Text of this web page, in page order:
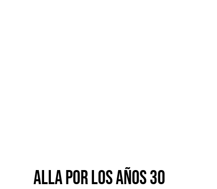
ALLA POR LOS AÑOS 30